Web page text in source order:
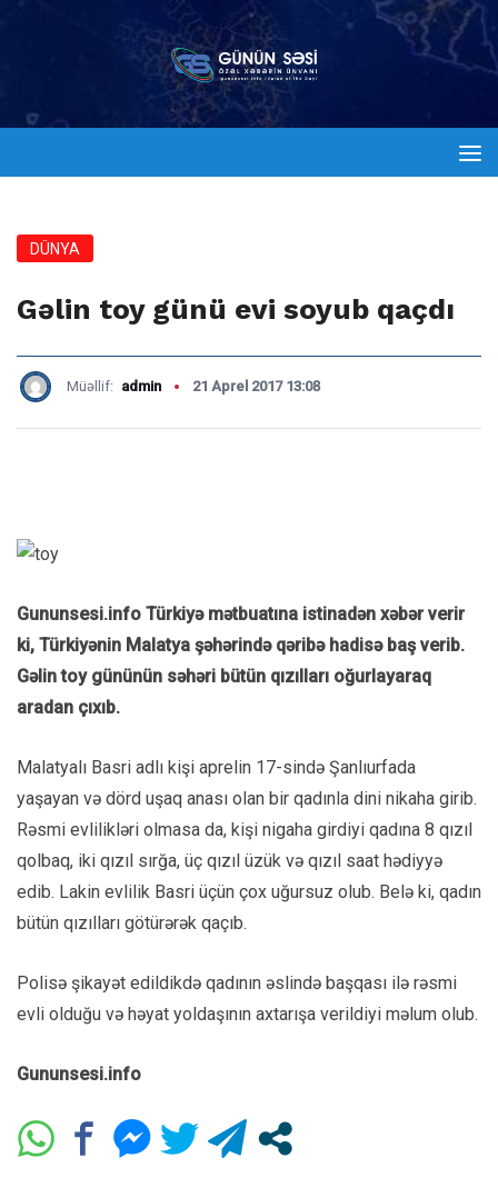
DÜNYA
Gəlin toy günü evi soyub qaçdı
Müəllif: admin 21 Aprel 2017 13:08
Gununsesi.info Türkiyə mətbuatına istinadən xəbər verir
ki, Türkiyənin Malatya şəhərində qəribə hadisə baş verib.
Gəlin toy gününün səhəri bütün qızılları oğurlayaraq
aradan çıxıb.
Malatyalı Basri adlı kişi aprelin 17-sində Şanlıurfada
yaşayan və dörd uşaq anası olan bir qadınla dini nikaha girib.
Rəsmi evlilikləri olmasa da, kişi nigaha girdiyi qadına 8 qızıl
qolbaq, iki qızıl sırğa, üç qızıl üzük və qızıl saat hədiyyə
edib. Lakin evlilik Basri üçün çox uğursuz olub. Belə ki, qadın
bütün qızılları götürərək qaçıb.
Polisə şikayət edildikdə qadının əslində başqası ilə rəsmi
evli olduğu və həyat yoldaşının axtarışa verildiyi məlum olub.
Gununsesi.info